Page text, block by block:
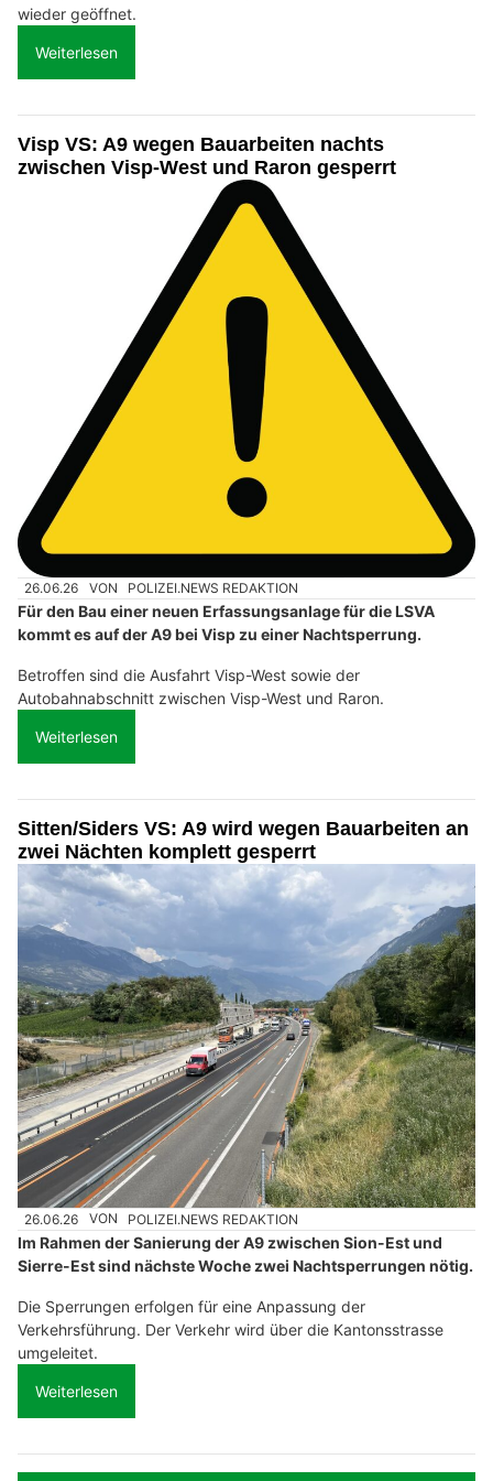
wieder geöffnet.
Weiterlesen
Visp VS: A9 wegen Bauarbeiten nachts
zwischen Visp-West und Raron gesperrt
26.06.26 VON POLIZEI.NEWS REDAKTION
Für den Bau einer neuen Erfassungsanlage für die LSVA
kommt es auf der A9 bei Visp zu einer Nachtsperrung.
Betroffen sind die Ausfahrt Visp-West sowie der
Autobahnabschnitt zwischen Visp-West und Raron.
Weiterlesen
Sitten/Siders VS: A9 wird wegen Bauarbeiten an
zwei Nächten komplett gesperrt
26.06.26 VON POLIZEI.NEWS REDAKTION
Im Rahmen der Sanierung der A9 zwischen Sion-Est und
Sierre-Est sind nächste Woche zwei Nachtsperrungen nötig.
Die Sperrungen erfolgen für eine Anpassung der
Verkehrsführung. Der Verkehr wird über die Kantonsstrasse
umgeleitet.
Weiterlesen